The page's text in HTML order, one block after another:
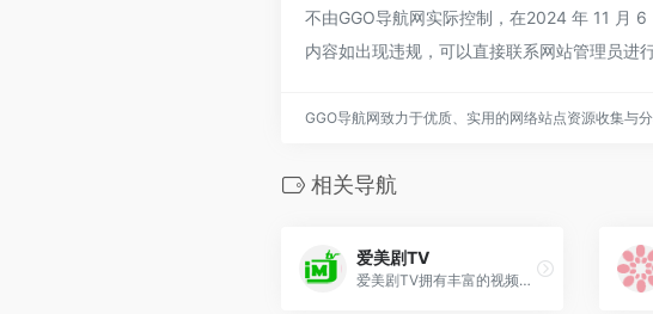
不由GGO导航网实际控制，在2024 年 11 月
内容如出现违规，可以直接联系网站管理员进
GGO导航网致力于优质、实用的网络站点资源收集与分
相关导航
爱美剧TV
爱美剧TV拥有丰富的视频资源